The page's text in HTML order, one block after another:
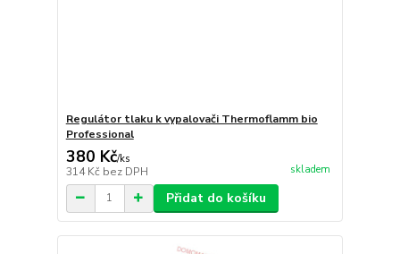
Regulátor tlaku k vypalovači Thermoflamm bio
Professional
380 Kč/ks
314 Kč bez DPH skladem
Přidat do košíku